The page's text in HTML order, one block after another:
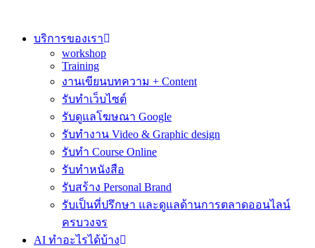
contentบริการของเรา
workshop
Training
งานเขียนบทความ + Content
รับทำเว็บไซต์
รับดูแลโฆษณา Google
รับทำงาน Video & Graphic design
รับทำ Course Online
รับทำหนังสือ
รับสร้าง Personal Brand
รับเป็นที่ปรึกษา และดูแลด้านการตลาดออนไลน์
ครบวงจร
AI ทำอะไรได้บ้าง